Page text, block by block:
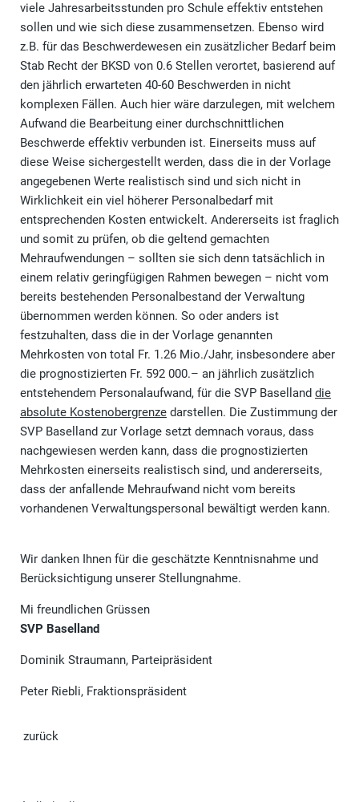
viele Jahresarbeitsstunden pro Schule effektiv entstehen
sollen und wie sich diese zusammensetzen. Ebenso wird
z.B. für das Beschwerdewesen ein zusätzlicher Bedarf beim
Stab Recht der BKSD von 0.6 Stellen verortet, basierend auf
den jährlich erwarteten 40-60 Beschwerden in nicht
komplexen Fällen. Auch hier wäre darzulegen, mit welchem
Aufwand die Bearbeitung einer durchschnittlichen
Beschwerde effektiv verbunden ist. Einerseits muss auf
diese Weise sichergestellt werden, dass die in der Vorlage
angegebenen Werte realistisch sind und sich nicht in
Wirklichkeit ein viel höherer Personalbedarf mit
entsprechenden Kosten entwickelt. Andererseits ist fraglich
und somit zu prüfen, ob die geltend gemachten
Mehraufwendungen – sollten sie sich denn tatsächlich in
einem relativ geringfügigen Rahmen bewegen – nicht vom
bereits bestehenden Personalbestand der Verwaltung
übernommen werden können. So oder anders ist
festzuhalten, dass die in der Vorlage genannten
Mehrkosten von total Fr. 1.26 Mio./Jahr, insbesondere aber
die prognostizierten Fr. 592 000.– an jährlich zusätzlich
entstehendem Personalaufwand, für die SVP Baselland die
absolute Kostenobergrenze darstellen. Die Zustimmung der
SVP Baselland zur Vorlage setzt demnach voraus, dass
nachgewiesen werden kann, dass die prognostizierten
Mehrkosten einerseits realistisch sind, und andererseits,
dass der anfallende Mehraufwand nicht vom bereits
vorhandenen Verwaltungspersonal bewältigt werden kann.
Wir danken Ihnen für die geschätzte Kenntnisnahme und
Berücksichtigung unserer Stellungnahme.
Mi freundlichen Grüssen
SVP Baselland
Dominik Straumann, Parteipräsident
Peter Riebli, Fraktionspräsident
zurück